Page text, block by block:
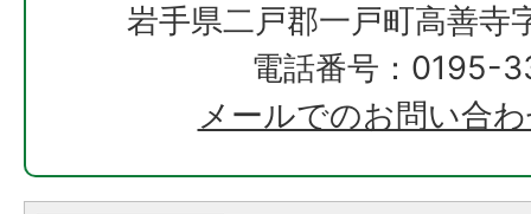
岩手県二戸郡一戸町高善寺
電話番号：0195-
メールでのお問い合